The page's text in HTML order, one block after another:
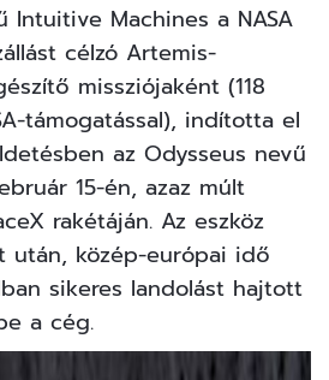
Intuitive Machines a NASA
célzó Artemis-
missziójaként (118
támogatással), indította el
az Odysseus nevű
15-én, azaz múlt
rakétáján. Az eszköz
közép-európai idő
sikeres landolást hajtott
a cég.